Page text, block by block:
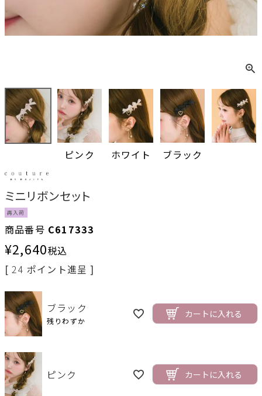
ピンク ホワイト ブラック
ミニリボンセット
再入荷
商品番号 C617333
¥2,640税込
[ 24 ポイント進呈 ]
ブラック
残りわずか
カートに入れる
ピンク カートに入れる